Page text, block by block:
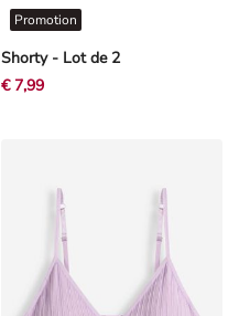
Shorty - Lot de 2
Promotion
€ 7,99